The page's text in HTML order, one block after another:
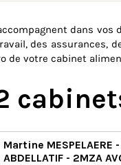
dans
des assurances,
de votre cabinet
Martine MESPELAERE
ABDELLATIF - 2MZA